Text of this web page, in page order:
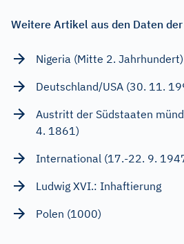
Weitere Artikel aus den Daten
Nigeria (Mitte 2. Jahrhundert)
Deutschland/USA (30. 11.
Austritt der Südstaaten
4. 1861)
International (17.-22. 9.
Ludwig XVI.: Inhaftierung
Polen (1000)